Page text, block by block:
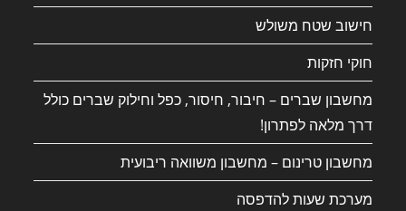
חישוב שטח משולש
חוקי חזקות
מחשבון שברים – חיבור, חיסור, כפל וחילוק שברים כולל
דרך מלאה לפתרון!
מחשבון טרינום – מחשבון משוואה ריבועית
מערכת שעות להדפסה